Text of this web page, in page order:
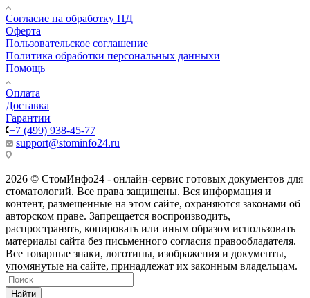
Согласие на обработку ПД
Оферта
Пользовательское соглашение
Политика обработки персональных данныхи
Помощь
Оплата
Доставка
Гарантии
+7 (499) 938-45-77
support@stominfo24.ru
2026 © СтомИнфо24 - онлайн-сервис готовых документов для
стоматологий. Все права защищены. Вся информация и
контент, размещенные на этом сайте, охраняются законами об
авторском праве. Запрещается воспроизводить,
распространять, копировать или иным образом использовать
материалы сайта без письменного согласия правообладателя.
Все товарные знаки, логотипы, изображения и документы,
упомянутые на сайте, принадлежат их законным владельцам.
Найти